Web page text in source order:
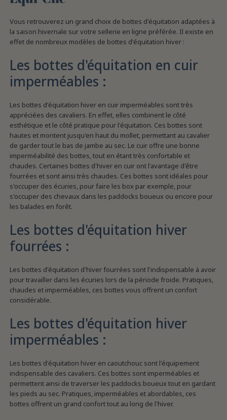
Vous retrouverez un grand choix de bottes d'équitation adaptées à
la saison hivernale sur votre sellerie en ligne préférée. Il existe en
effet de nombreux modèles de bottes d'équitation hiver :
Les bottes d'équitation en cuir
imperméables :
Les bottes d'équitation hiver en cuir imperméables sont très
appréciées des cavaliers. En effet, elles combinent le côté
esthétique et le côté pratique pour l'équitation. Ces bottes sont
hautes et montent jusqu'en haut du mollet, permettant au cavalier
de garder tout le bas de jambe au sec. Le cuir offre une bonne
imperméabilité des bottes, tout en étant très confortable et
chaudes. Certaines bottes d'hiver en cuir ont l'avantage d'être
fourrées et sont ainsi très chaudes. Ces bottes sont idéales pour
s'occuper des écuries, pour faire les box par exemple, pour
s'occuper des chevaux dans les paddocks boueux ou encore pour
les balades en forêt.
Les bottes d'équitation hiver
fourrées :
Les bottes d'équitation d'hiver fourrées sont l'indispensable à avoir
pour travailler dans les écuries lors de la période froide. Pratiques,
chaudes et imperméables, ces bottes vous offrent un confort
considérable.
Les bottes d'équitation hiver
imperméables :
Les bottes d'équitation hiver en caoutchouc sont l'équipement
indispensable des cavaliers. Ces bottes sont imperméables et
permettent ainsi de traverser les paddocks boueux tout en gardant
les pieds au sec. Pratiques, imperméables et abordables, ces
bottes offrent un grand confort tout au long de l'hiver.